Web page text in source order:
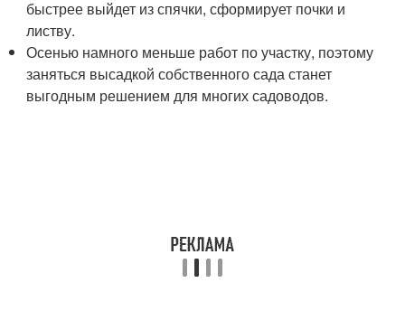
быстрее выйдет из спячки, сформирует почки и
листву.
Осенью намного меньше работ по участку, поэтому
заняться высадкой собственного сада станет
выгодным решением для многих садоводов.